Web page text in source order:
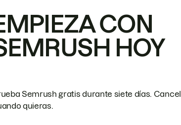
CON
HOY
Semrush gratis durante siete días.
quieras.